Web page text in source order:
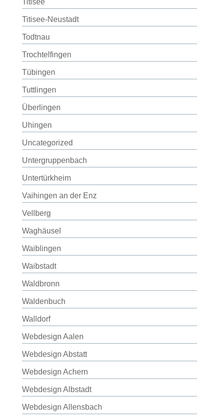
Titisee
Titisee-Neustadt
Todtnau
Trochtelfingen
Tübingen
Tuttlingen
Überlingen
Uhingen
Uncategorized
Untergruppenbach
Untertürkheim
Vaihingen an der Enz
Vellberg
Waghäusel
Waiblingen
Waibstadt
Waldbronn
Waldenbuch
Walldorf
Webdesign Aalen
Webdesign Abstatt
Webdesign Achern
Webdesign Albstadt
Webdesign Allensbach